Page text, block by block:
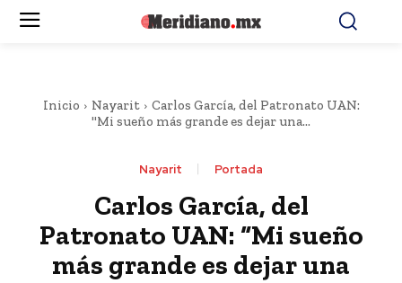
Inicio Nayarit
Carlos García, del Patronato UAN:
"Mi sueño más grande es dejar una...
Nayarit Portada
Carlos García, del
Patronato UAN: “Mi sueño
más grande es dejar una